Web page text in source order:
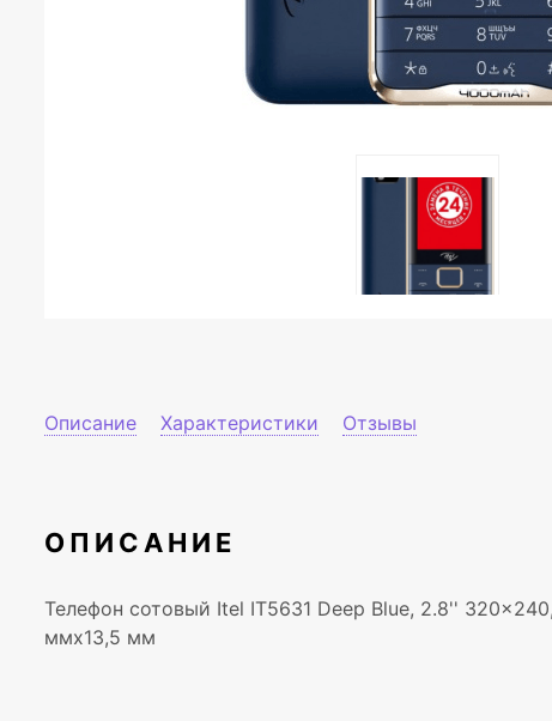
Описание Характеристики Отзывы
ОПИСАНИЕ
Телефон сотовый Itel IT5631 Deep Blue, 2.8''
ммx13,5 мм